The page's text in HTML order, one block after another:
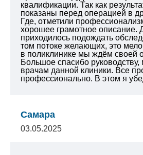
квалификации. Так как
показаны перед операцией в
Где, отметили
хорошее грамотное описание.
приходилось подождать
том потоке желающих, это
в поликлинике мы ждём своей
Большое спасибо
врачам данной клиники. Все
профессионально. В этом я
Самара
03.05.2025